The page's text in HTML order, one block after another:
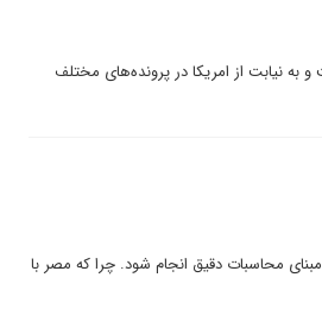
نیابت از امریکا در پرونده‌های مختلف
محاسبات دقیق انجام شود. چرا که مصر با